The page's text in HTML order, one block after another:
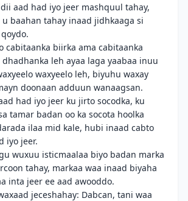
aad had iyo jeer mashquul tahay,
u baahan tahay inaad jidhkaaga si
cabitaanka biirka ama cabitaanka
dhadhanka leh ayaa laga yaabaa inuu
waxyeelo leh, biyuhu waxay
doonaan adduun wanaagsan.
had iyo jeer ku jirto socodka, ku
tamar badan oo ka socota hoolka
ilaa mid kale, hubi inaad cabto
iyo jeer.
wuxuu isticmaalaa biyo badan marka
tahay, markaa waa inaad biyaha
inta jeer ee aad awooddo.
jeceshahay: Dabcan, tani waa